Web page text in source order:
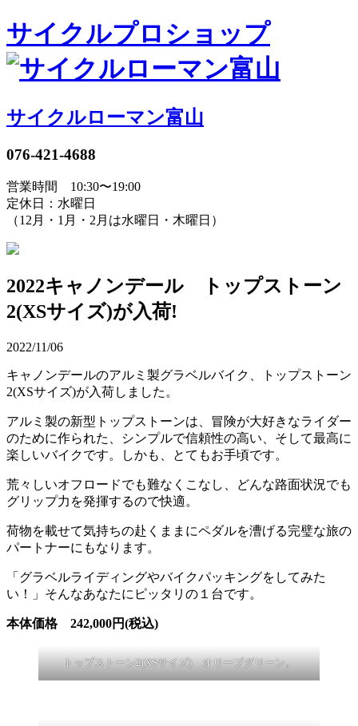
サイクルプロショップ
サイクルローマン富山
076-421-4688
営業時間 10:30〜19:00
定休日：水曜日
（12月・1月・2月は水曜日・木曜日）
2022キャノンデール トップストーン
2(XSサイズ)が入荷!
2022/11/06
キャノンデールのアルミ製グラベルバイク、トップストーン
2(XSサイズ)が入荷しました。
アルミ製の新型トップストーンは、冒険が大好きなライダー
のために作られた、シンプルで信頼性の高い、そして最高に
楽しいバイクです。しかも、とてもお手頃です。
荒々しいオフロードでも難なくこなし、どんな路面状況でも
グリップ力を発揮するので快適。
荷物を載せて気持ちの赴くままにペダルを漕げる完璧な旅の
パートナーにもなります。
「グラベルライディングやバイクパッキングをしてみた
い！」そんなあなたにピッタリの１台です。
本体価格 242,000円(税込)
トップストーン2(XSサイズ) オリーブグリーン。